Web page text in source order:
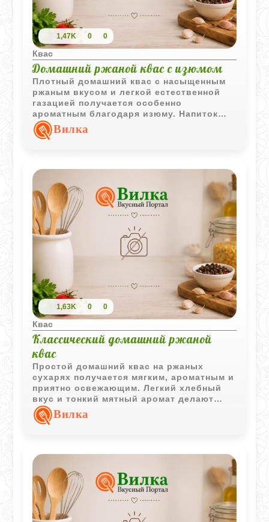
1,47K 0 0
Квас
Домашний ржаной квас с изюмом
Плотный домашний квас с насыщенным
ржаным вкусом и легкой естественной
газацией получается особенно
ароматным благодаря изюму. Напиток
выходит густоватым, бодрящим и очень
похожим на старинный хлебный квас
Вилка
1,63K 0 0
Квас
Классический домашний ржаной
квас
Простой домашний квас на ржаных
сухарях получается мягким, ароматным и
приятно освежающим. Легкий хлебный
вкус и тонкий мятный аромат делают
напиток особенно приятным в
охлажденном виде.
Вилка